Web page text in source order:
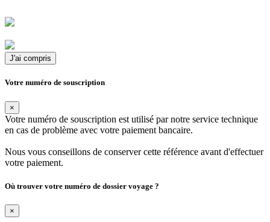
J'ai compris
Votre numéro de souscription
×
Votre numéro de souscription est utilisé par notre service technique
en cas de problème avec votre paiement bancaire.
Nous vous conseillons de conserver cette référence avant d'effectuer
votre paiement.
Où trouver votre numéro de dossier voyage ?
×